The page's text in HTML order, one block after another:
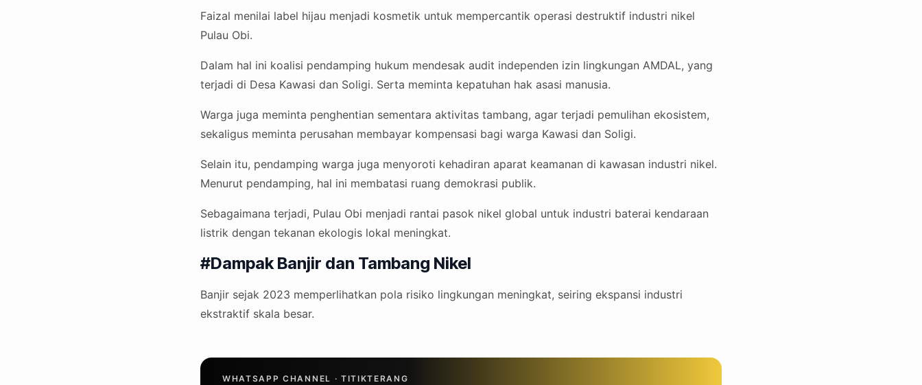
Faizal menilai label hijau menjadi kosmetik untuk mempercantik operasi destruktif industri nikel
Pulau Obi.
Dalam hal ini koalisi pendamping hukum mendesak audit independen izin lingkungan AMDAL, yang
terjadi di Desa Kawasi dan Soligi. Serta meminta kepatuhan hak asasi manusia.
Warga juga meminta penghentian sementara aktivitas tambang, agar terjadi pemulihan ekosistem,
sekaligus meminta perusahan membayar kompensasi bagi warga Kawasi dan Soligi.
Selain itu, pendamping warga juga menyoroti kehadiran aparat keamanan di kawasan industri nikel.
Menurut pendamping, hal ini membatasi ruang demokrasi publik.
Sebagaimana terjadi, Pulau Obi menjadi rantai pasok nikel global untuk industri baterai kendaraan
listrik dengan tekanan ekologis lokal meningkat.
#Dampak Banjir dan Tambang Nikel
Banjir sejak 2023 memperlihatkan pola risiko lingkungan meningkat, seiring ekspansi industri
ekstraktif skala besar.
WHATSAPP CHANNEL · TITIKTERANG